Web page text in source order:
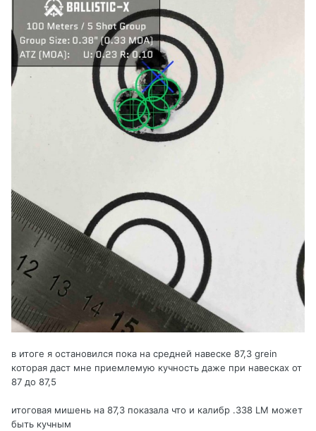
в итоге я остановился пока на средней навеске 87,3 grein
которая даст мне приемлемую кучность даже при навесках от
87 до 87,5
итоговая мишень на 87,3 показала что и калибр .338 LM может
быть кучным